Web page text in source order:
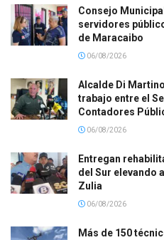
Consejo
servidores
de Maracaibo
06/08/2026
Alcalde Di
trabajo entre el
Contadores
06/08/2026
Entregan
del Sur elevando
Zulia
06/08/2026
Más de 150